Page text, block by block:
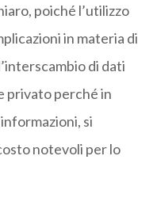
poiché l’utilizzo
in materia di
di dati
privato perché in
si
notevoli per lo